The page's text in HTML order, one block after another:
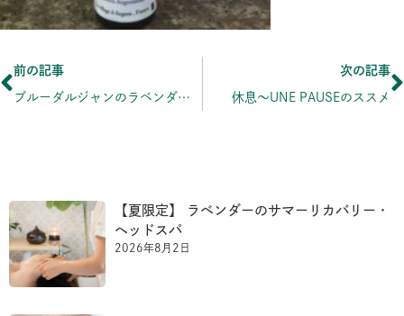
Prev
前の記事
ブルーダルジャンのラベンダー精油の秘密vol.2 香りと脳のメカニズム編
次の記事
休息〜UNE PAUSEのススメ
【夏限定】 ラベンダーのサマーリカバリー・
ヘッドスパ
2026年8月2日